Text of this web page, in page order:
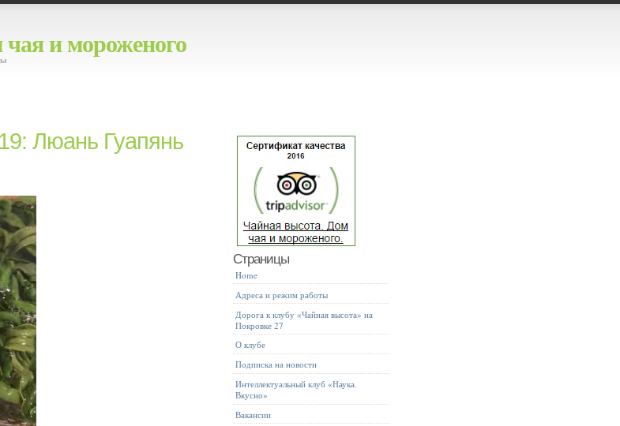
и мороженого
Люань Гуапянь
Страницы
Home
Адреса и режим работы
Дорога к клубу «Чайная высота» на
Покровке 27
О клубе
Подписка на новости
Интеллектуальный клуб «Наука.
Вкусно»
Вакансии